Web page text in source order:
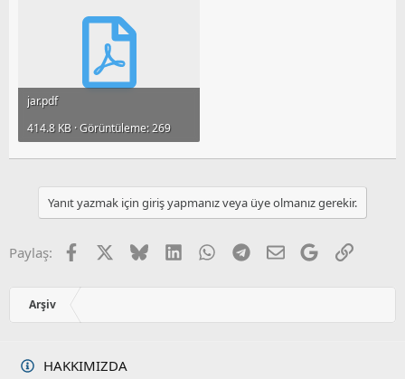
jar.pdf
414.8 KB · Görüntüleme: 269
Yanıt yazmak için giriş yapmanız veya üye olmanız gerekir.
Paylaş: Facebook BlueskyLinkedInWhatsApp
Telegram
E-postaGoogleLink
Arşiv
HAKKIMIZDA